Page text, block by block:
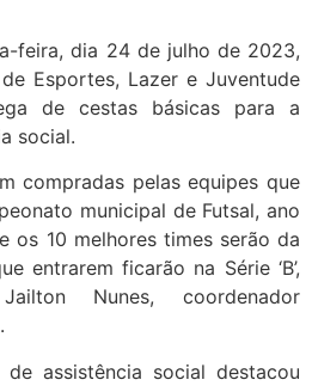
feira, dia 24 de julho de 2023,
Esportes, Lazer e Juventude
de cestas básicas para a
social.
compradas pelas equipes que
municipal de Futsal, ano
os 10 melhores times serão da
entrarem ficarão na Série ‘B’,
Nunes, coordenador
assistência social destacou